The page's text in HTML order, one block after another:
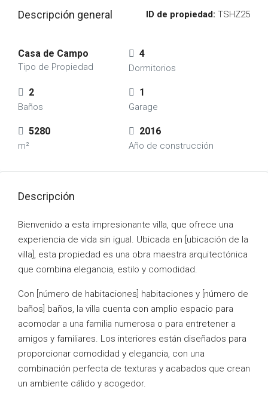
Descripción general ID de propiedad: TSHZ25
Casa de Campo
Tipo de Propiedad
4
Dormitorios
2
Baños
1
Garage
5280
m²
2016
Año de construcción
Descripción
Bienvenido a esta impresionante villa, que ofrece una
experiencia de vida sin igual. Ubicada en [ubicación de la
villa], esta propiedad es una obra maestra arquitectónica
que combina elegancia, estilo y comodidad.
Con [número de habitaciones] habitaciones y [número de
baños] baños, la villa cuenta con amplio espacio para
acomodar a una familia numerosa o para entretener a
amigos y familiares. Los interiores están diseñados para
proporcionar comodidad y elegancia, con una
combinación perfecta de texturas y acabados que crean
un ambiente cálido y acogedor.